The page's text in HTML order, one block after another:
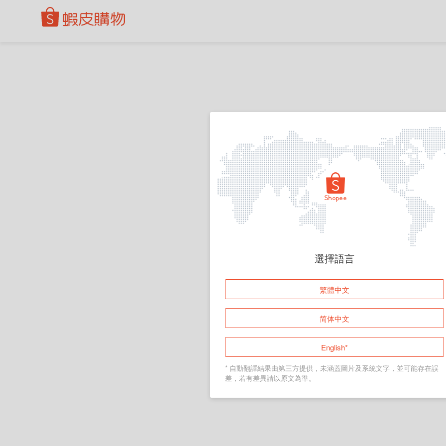
頁面無法顯示
登入
返回首頁
選擇語言
繁體中文
简体中文
English*
* 自動翻譯結果由第三方提供，未涵蓋圖片及系統文字，並可能存在誤
差，若有差異請以原文為準。